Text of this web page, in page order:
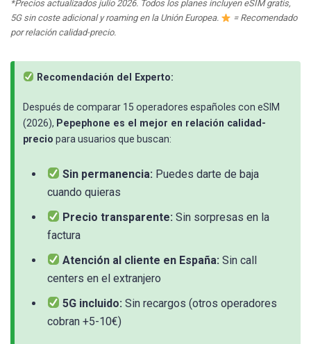
*Precios actualizados julio 2026. Todos los planes incluyen eSIM gratis,
5G sin coste adicional y roaming en la Unión Europea.
= Recomendado
por relación calidad-precio.
Recomendación del Experto:
Después de comparar 15 operadores españoles con eSIM
(2026), Pepephone es el mejor en relación calidad-
precio para usuarios que buscan:
Sin permanencia: Puedes darte de baja
cuando quieras
Precio transparente: Sin sorpresas en la
factura
Atención al cliente en España: Sin call
centers en el extranjero
5G incluido: Sin recargos (otros operadores
cobran +5-10€)